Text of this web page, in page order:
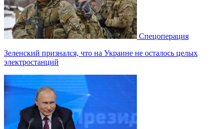
Спецоперация
Зеленский признался, что на Украине не осталось целых
электростанций